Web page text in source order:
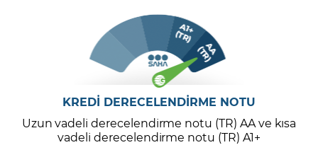
KREDİ DERECELENDİRME NOTU
Uzun vadeli derecelendirme notu (TR) AA ve kısa
vadeli derecelendirme notu (TR) A1+